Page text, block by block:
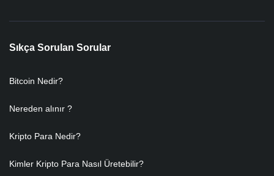
Sıkça Sorulan Sorular
Bitcoin Nedir?
Nereden alınır ?
Kripto Para Nedir?
Kimler Kripto Para Nasıl Üretebilir?